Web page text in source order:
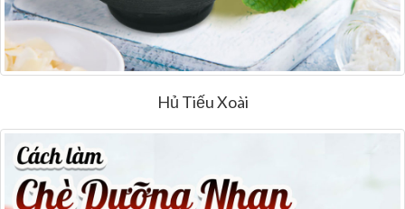
Hủ Tiếu Xoài